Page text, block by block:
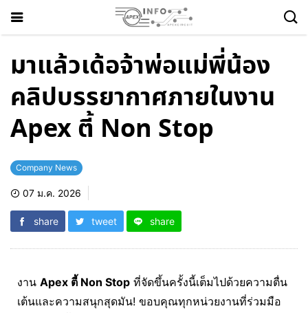
มาแล้วเด้อจ้าพ่อแม่พี่น้อง
คลิปบรรยากาศภายในงาน
Apex ตี้ Non Stop
Company News
07 ม.ค. 2026
share tweet share
งาน Apex ตี้ Non Stop ที่จัดขึ้นครั้งนี้เต็มไปด้วยความตื่น
เต้นและความสนุกสุดมัน! ขอบคุณทุกหน่วยงานที่ร่วมมือ